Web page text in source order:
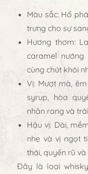
Màu sắc: Hổ
trưng cho sự
Hương thơm:
caramel
cùng chút khói
Vị: Mượt mà,
syrup , hòa
nhân rang và
Hậu vị: Dài,
nhẹ và vị ngọt
thái, quyến rũ
Đây là loại